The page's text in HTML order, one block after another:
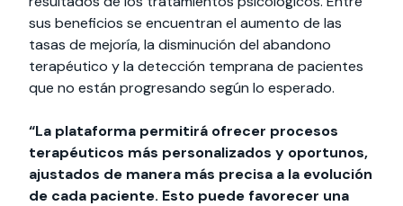
sus beneficios se encuentran el aumento de las
tasas de mejoría, la disminución del abandono
terapéutico y la detección temprana de pacientes
que no están progresando según lo esperado.
“La plataforma permitirá ofrecer procesos
terapéuticos más personalizados y oportunos,
ajustados de manera más precisa a la evolución
de cada paciente. Esto puede favorecer una